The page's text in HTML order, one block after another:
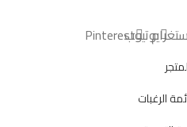
يوتيوبPinterest
الرغبات